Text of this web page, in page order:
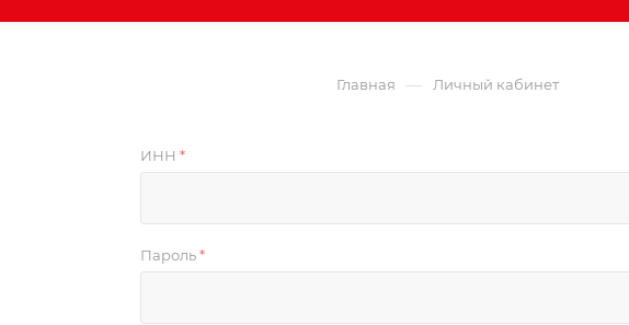
Главная — Личный кабинет
ИНН *
Пароль*